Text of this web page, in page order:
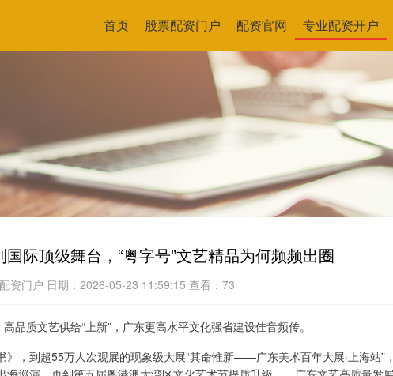
首页 股票配资门户 配资官网 专业配资开户
际顶级舞台，“粤字号”文艺精品为何频频出圈
资门户 日期：2026-05-23 11:59:15 查看：73
品质文艺供给“上新”，广东更高水平文化强省建设佳音频传。
》，到超55万人次观展的现象级大展“其命惟新——广东美术百年大展·上海站”